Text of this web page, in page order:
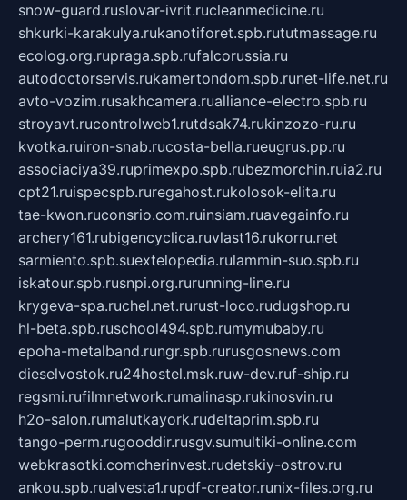
snow-guard.ruslovar-ivrit.rucleanmedicine.ru
shkurki-karakulya.rukanotiforet.spb.rututmassage.ru
ecolog.org.rupraga.spb.rufalcorussia.ru
autodoctorservis.rukamertondom.spb.runet-life.net.ru
avto-vozim.rusakhcamera.rualliance-electro.spb.ru
stroyavt.rucontrolweb1.rutdsak74.rukinzozo-ru.ru
kvotka.ruiron-snab.rucosta-bella.rueugrus.pp.ru
associaciya39.ruprimexpo.spb.rubezmorchin.ruia2.ru
cpt21.ruispecspb.ruregahost.rukolosok-elita.ru
tae-kwon.ruconsrio.com.ruinsiam.ruavegainfo.ru
archery161.rubigencyclica.ruvlast16.rukorru.net
sarmiento.spb.suextelopedia.rulammin-suo.spb.ru
iskatour.spb.rusnpi.org.rurunning-line.ru
krygeva-spa.ruchel.net.rurust-loco.rudugshop.ru
hl-beta.spb.ruschool494.spb.rumymubaby.ru
epoha-metalband.rungr.spb.rurusgosnews.com
dieselvostok.ru24hostel.msk.ruw-dev.ruf-ship.ru
regsmi.rufilmnetwork.rumalinasp.rukinosvin.ru
h2o-salon.rumalutkayork.rudeltaprim.spb.ru
tango-perm.rugooddir.rusgv.sumultiki-online.com
webkrasotki.comcherinvest.rudetskiy-ostrov.ru
ankou.spb.rualvesta1.rupdf-creator.runix-files.org.ru